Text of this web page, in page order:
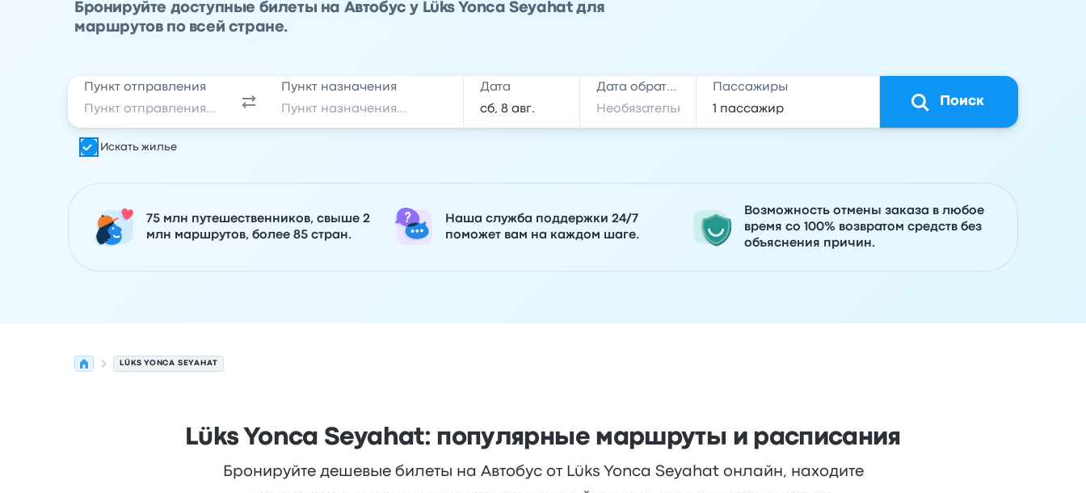
Бронируйте доступные билеты на Автобус у Lüks Yonca Seyahat для
маршрутов по всей стране.
Пункт отправления Пункт назначения Дата Дата обратной поездки Пассажиры
Поиск
Искать жилье
75 млн путешественников, свыше 2
млн маршрутов, более 85 стран.
Наша служба поддержки 24/7
поможет вам на каждом шаге.
Возможность отмены заказа в любое
время со 100% возвратом средств без
объяснения причин.
LÜKS YONCA SEYAHAT
Lüks Yonca Seyahat: популярные маршруты и расписания
Бронируйте дешевые билеты на Автобус от Lüks Yonca Seyahat онлайн, находите